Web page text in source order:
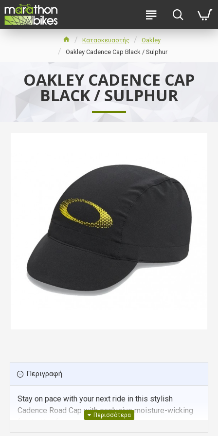
Κατασκευαστής
Oakley
Oakley Cadence Cap Black / Sulphur
OAKLEY CADENCE CAP
BLACK / SULPHUR
Περιγραφή
Stay on pace with your next ride in this stylish
Cadence Road Cap with exclusive moisture-wicking
fabrication for greater comfort. 4-way stretch ensures
a comfortable fit, and it’s designed for helmet